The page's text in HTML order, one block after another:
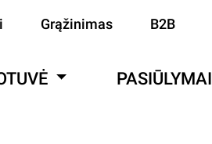
Grąžinimas B2B
PASIŪLYMAI